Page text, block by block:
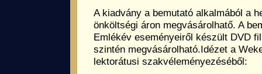
A kiadvány a bemutató alkalmából a
önköltségi áron megvásárolhatő. A
Emlékév eseményeiről készült DVD
szintén megvásárolható.Idézet a
lektorátusi szakvéleményezéséből: